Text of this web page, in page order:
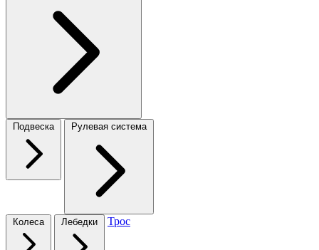
Подвеска Рулевая система
Колеса Лебедки Трос